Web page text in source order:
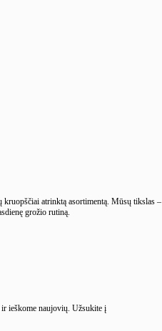
atrinktą asortimentą. Mūsų tikslas –
grožio rutiną.
ir ieškome naujovių. Užsukite į